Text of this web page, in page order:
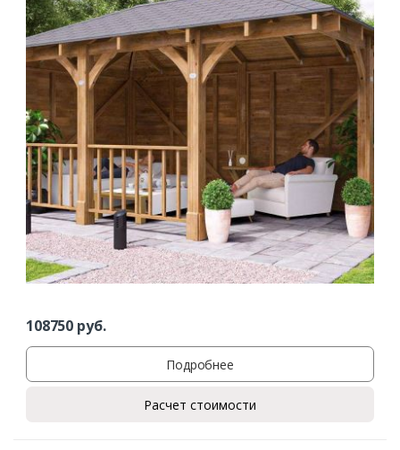
108750 руб.
Подробнее
Расчет стоимости